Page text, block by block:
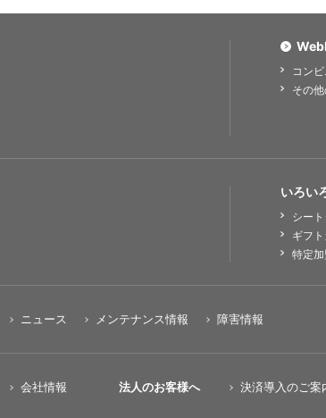
コン
その
いろい
シー
ギフ
特定
ニュース メンテナンス情報 障害情報
会社情報 法人のお客様へ 決済導入のご案